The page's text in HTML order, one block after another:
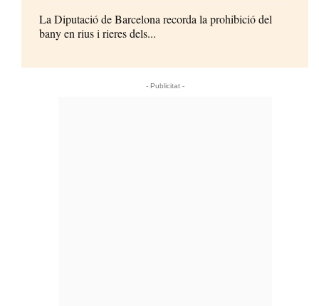
La Diputació de Barcelona recorda la prohibició del
bany en rius i rieres dels...
- Publicitat -